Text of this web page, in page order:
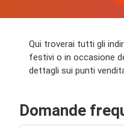
Qui troverai tutti gli
festivi o in occasione
dettagli sui punti
Domande